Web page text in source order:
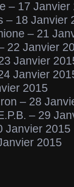
– 17 Janvier
– 18 Janvier
– 21
22 Janvier
Janvier
Janvier
2015
– 28
– 29
Janvier 2015
2015